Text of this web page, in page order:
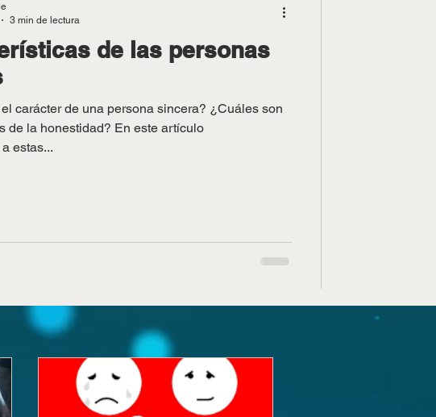
de las personas
carácter de una persona sincera? ¿Cuáles son
de la honestidad? En este artículo
estas...
3 min de lectura